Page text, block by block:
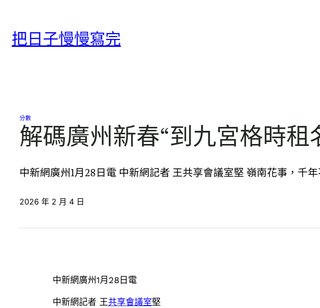
把日子慢慢寫完
分數
解碼廣州新春“到九宮格時租
中新網廣州1月28日電 中新網記者 王共享會議室堅 嶺南花事，千
2026 年 2 月 4 日
中新網廣州1月28日電
中新網記者 王共享會議室堅